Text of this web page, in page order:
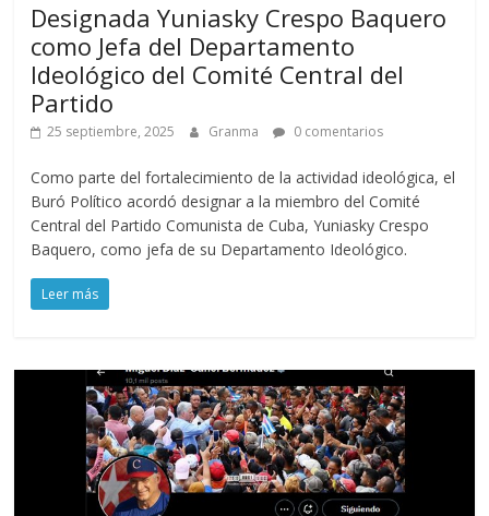
Designada Yuniasky Crespo Baquero
como Jefa del Departamento
Ideológico del Comité Central del
Partido
25 septiembre, 2025 Granma 0 comentarios
Como parte del fortalecimiento de la actividad ideológica, el
Buró Político acordó designar a la miembro del Comité
Central del Partido Comunista de Cuba, Yuniasky Crespo
Baquero, como jefa de su Departamento Ideológico.
Leer más